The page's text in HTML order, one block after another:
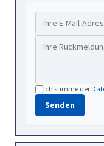
Ich stimme der
Senden